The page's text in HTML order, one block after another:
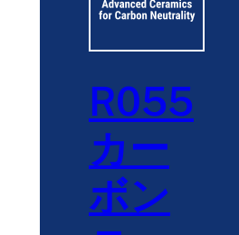
R055
カー
ボン